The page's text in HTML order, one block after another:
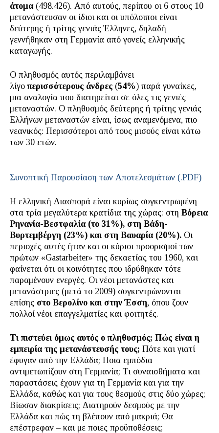
άτομα (498.426). Από αυτούς, περίπου οι 6 στους 10
μετανάστευσαν οι ίδιοι και οι υπόλοιποι είναι
δεύτερης ή τρίτης γενιάς Έλληνες, δηλαδή
γεννήθηκαν στη Γερμανία από γονείς ελληνικής
καταγωγής.
Ο πληθυσμός αυτός περιλαμβάνει
λίγοπερισσότερους άνδρες (54%) παρά γυναίκες,
μια αναλογία που διατηρείται σε όλες τις γενιές
μεταναστών. Ο πληθυσμός δεύτερης ή τρίτης γενιάς
Ελλήνων μεταναστών είναι, ίσως αναμενόμενα, πιο
νεανικός: Περισσότεροι από τους μισούς είναι κάτω
των 30 ετών.
Συνοπτική Παρουσίαση των Αποτελεσμάτων (.PDF)
Η ελληνική Διασπορά είναι κυρίως συγκεντρωμένη
στα τρία μεγαλύτερα κρατίδια της χώρας: στη Βόρεια
Ρηνανία-Βεστφαλία (το 31%), στη Βάδη-
Βυρτεμβέργη (23%) και στη Βαυαρία (20%). Οι
περιοχές αυτές ήταν και οι κύριοι προορισμοί των
πρώτων «Gastarbeiter» της δεκαετίας του 1960, και
φαίνεται ότι οι κοινότητες που ιδρύθηκαν τότε
παραμένουν ενεργές. Οι νέοι μετανάστες και
μετανάστριες (μετά το 2009) συγκεντρώνονται
επίσης στο Βερολίνο και στην Έσση, όπου ζουν
πολλοί νέοι επαγγελματίες και φοιτητές.
Τι πιστεύει όμως αυτός ο πληθυσμός; Πώς είναι η
εμπειρία της μετανάστευσής τους; Πότε και γιατί
έφυγαν από την Ελλάδα; Ποια εμπόδια
αντιμετωπίζουν στη Γερμανία; Τι συναισθήματα και
παραστάσεις έχουν για τη Γερμανία και για την
Ελλάδα, καθώς και για τους θεσμούς στις δύο χώρες;
Βίωσαν διακρίσεις; Διατηρούν δεσμούς με την
Ελλάδα και πώς τη βλέπουν από μακριά; Θα
επέστρεφαν – και με ποιες προϋποθέσεις;